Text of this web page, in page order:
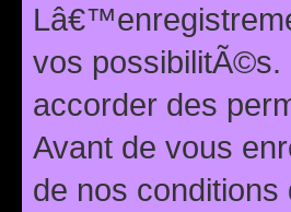
vos
accorder des
Avant de vous
de nos